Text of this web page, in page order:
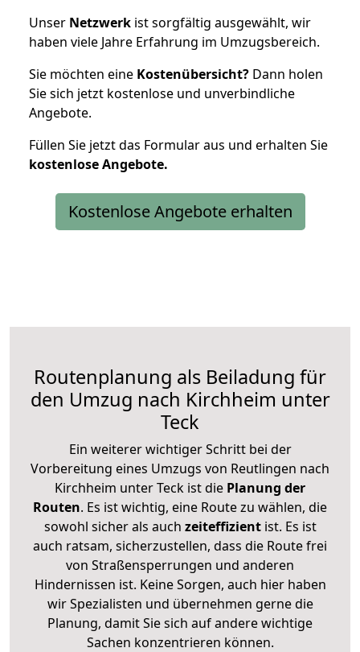
Unser Netzwerk ist sorgfältig ausgewählt, wir
haben viele Jahre Erfahrung im Umzugsbereich.
Sie möchten eine Kostenübersicht? Dann holen
Sie sich jetzt kostenlose und unverbindliche
Angebote.
Füllen Sie jetzt das Formular aus und erhalten Sie
kostenloseAngebote.
Kostenlose Angebote erhalten
Routenplanung als Beiladung für
den Umzug nach Kirchheim unter
Teck
Ein weiterer wichtiger Schritt bei der
Vorbereitung eines Umzugs von Reutlingen nach
Kirchheim unter Teck ist die Planung der
Routen. Es ist wichtig, eine Route zu wählen, die
sowohl sicher als auch zeiteffizientist. Es ist
auch ratsam, sicherzustellen, dass die Route frei
von Straßensperrungen und anderen
Hindernissen ist. Keine Sorgen, auch hier haben
wir Spezialisten und übernehmen gerne die
Planung, damit Sie sich auf andere wichtige
Sachen konzentrieren können.